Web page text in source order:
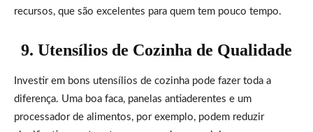
recursos, que são excelentes para quem tem pouco tempo.
9. Utensílios de Cozinha de Qualidade
Investir em bons utensílios de cozinha pode fazer toda a
diferença. Uma boa faca, panelas antiaderentes e um
processador de alimentos, por exemplo, podem reduzir